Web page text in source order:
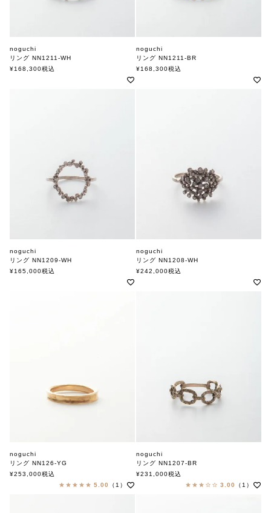
noguchi
リング NN1211-WH
ノグチ
¥168,300税込
noguchi
リング NN1211-BR
ノグチ
¥168,300税込
noguchi
リング NN1209-WH
ノグチ
¥165,000税込
noguchi
リング NN1208-WH
ノグチ
¥242,000税込
noguchi
リング NN126-YG
ノグチ
¥253,000税込
5.00
（1）
noguchi
リング NN1207-BR
ノグチ
¥231,000税込
3.00
（1）